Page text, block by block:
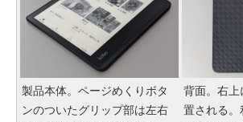
製品本体。ページめくりボタ
ンのついたグリップ部は左右
背面。右上
置される。